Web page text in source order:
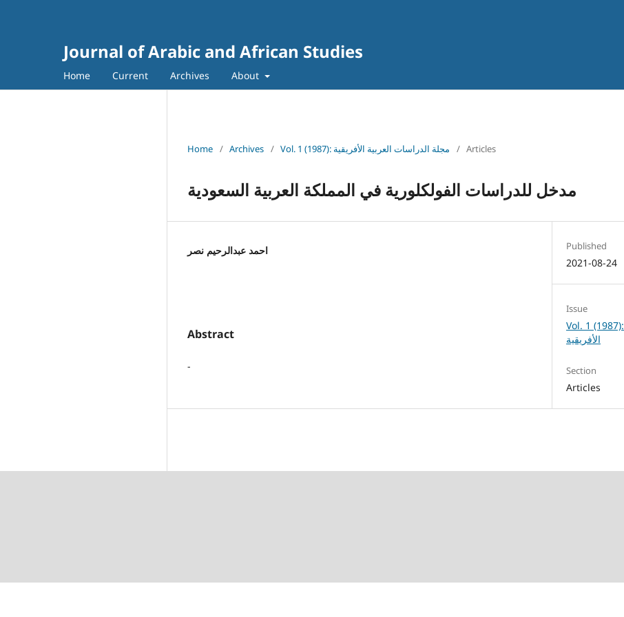
Journal of Arabic and African Studies
Home Current Archives About
Home / Archives / Vol. 1 (1987): مجلة الدراسات العربية الأفريقية / Articles
مدخل للدراسات الفولكلورية في المملكة العربية السعودية
احمد عبدالرحيم نصر
Abstract
-
Published
2021-08-24
Issue
Vol. 1 (1987): مجلة الدراسات العربية
الأفريقية
Section
Articles